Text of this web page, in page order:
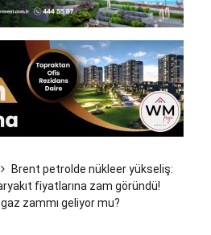
Brent petrolde nükleer yükseliş:
fiyatlarına zam göründü!
zammı geliyor mu?